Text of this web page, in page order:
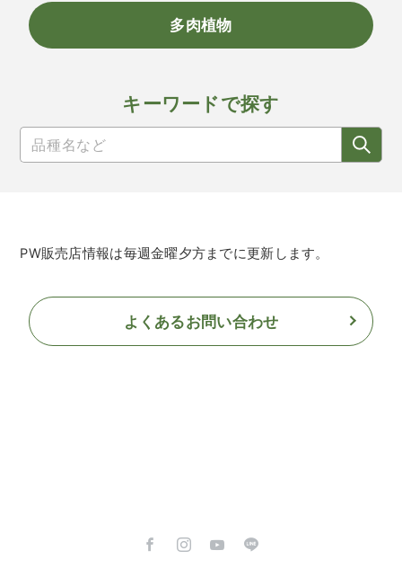
多肉植物
キーワードで探す
PW販売店情報は毎週金曜夕方までに更新します。
よくあるお問い合わせ